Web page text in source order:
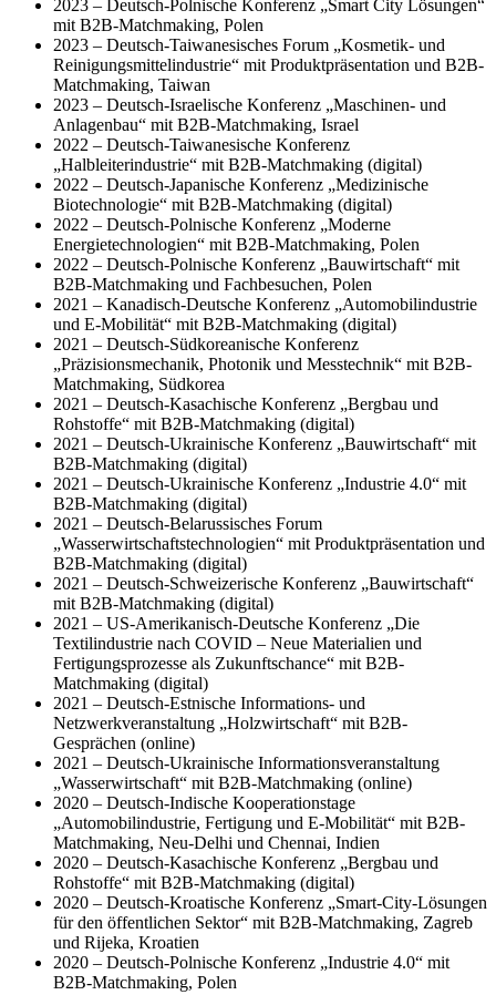
2023 – Deutsch-Polnische Konferenz „Smart City Lösungen“
mit B2B-Matchmaking, Polen
2023 – Deutsch-Taiwanesisches Forum „Kosmetik- und
Reinigungsmittelindustrie“ mit Produktpräsentation und B2B-
Matchmaking, Taiwan
2023 – Deutsch-Israelische Konferenz „Maschinen- und
Anlagenbau“ mit B2B-Matchmaking, Israel
2022 – Deutsch-Taiwanesische Konferenz
„Halbleiterindustrie“ mit B2B-Matchmaking (digital)
2022 – Deutsch-Japanische Konferenz „Medizinische
Biotechnologie“ mit B2B-Matchmaking (digital)
2022 – Deutsch-Polnische Konferenz „Moderne
Energietechnologien“ mit B2B-Matchmaking, Polen
2022 – Deutsch-Polnische Konferenz „Bauwirtschaft“ mit
B2B-Matchmaking und Fachbesuchen, Polen
2021 – Kanadisch-Deutsche Konferenz „Automobilindustrie
und E-Mobilität“ mit B2B-Matchmaking (digital)
2021 – Deutsch-Südkoreanische Konferenz
„Präzisionsmechanik, Photonik und Messtechnik“ mit B2B-
Matchmaking, Südkorea
2021 – Deutsch-Kasachische Konferenz „Bergbau und
Rohstoffe“ mit B2B-Matchmaking (digital)
2021 – Deutsch-Ukrainische Konferenz „Bauwirtschaft“ mit
B2B-Matchmaking (digital)
2021 – Deutsch-Ukrainische Konferenz „Industrie 4.0“ mit
B2B-Matchmaking (digital)
2021 – Deutsch-Belarussisches Forum
„Wasserwirtschaftstechnologien“ mit Produktpräsentation und
B2B-Matchmaking (digital)
2021 – Deutsch-Schweizerische Konferenz „Bauwirtschaft“
mit B2B-Matchmaking (digital)
2021 – US-Amerikanisch-Deutsche Konferenz „Die
Textilindustrie nach COVID – Neue Materialien und
Fertigungsprozesse als Zukunftschance“ mit B2B-
Matchmaking (digital)
2021 – Deutsch-Estnische Informations- und
Netzwerkveranstaltung „Holzwirtschaft“ mit B2B-
Gesprächen (online)
2021 – Deutsch-Ukrainische Informationsveranstaltung
„Wasserwirtschaft“ mit B2B-Matchmaking (online)
2020 – Deutsch-Indische Kooperationstage
„Automobilindustrie, Fertigung und E-Mobilität“ mit B2B-
Matchmaking, Neu-Delhi und Chennai, Indien
2020 – Deutsch-Kasachische Konferenz „Bergbau und
Rohstoffe“ mit B2B-Matchmaking (digital)
2020 – Deutsch-Kroatische Konferenz „Smart-City-Lösungen
für den öffentlichen Sektor“ mit B2B-Matchmaking, Zagreb
und Rijeka, Kroatien
2020 – Deutsch-Polnische Konferenz „Industrie 4.0“ mit
B2B-Matchmaking, Polen